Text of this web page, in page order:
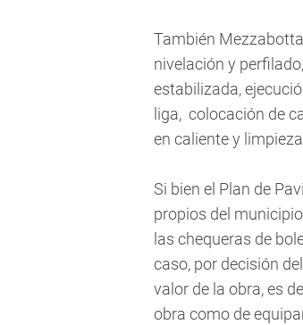
También
nivelación y
estabilizada,
liga, colocación de
en caliente y
Si bien el Plan de
propios del
las chequeras de
caso, por decisión
valor de la obra, es
obra como de